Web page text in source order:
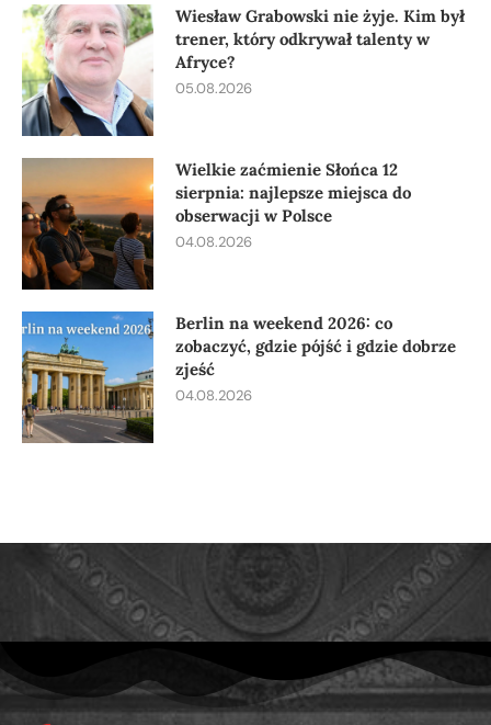
Wiesław Grabowski nie żyje. Kim był
trener, który odkrywał talenty w
Afryce?
05.08.2026
Wielkie zaćmienie Słońca 12
sierpnia: najlepsze miejsca do
obserwacji w Polsce
04.08.2026
Berlin na weekend 2026: co
zobaczyć, gdzie pójść i gdzie dobrze
zjeść
04.08.2026